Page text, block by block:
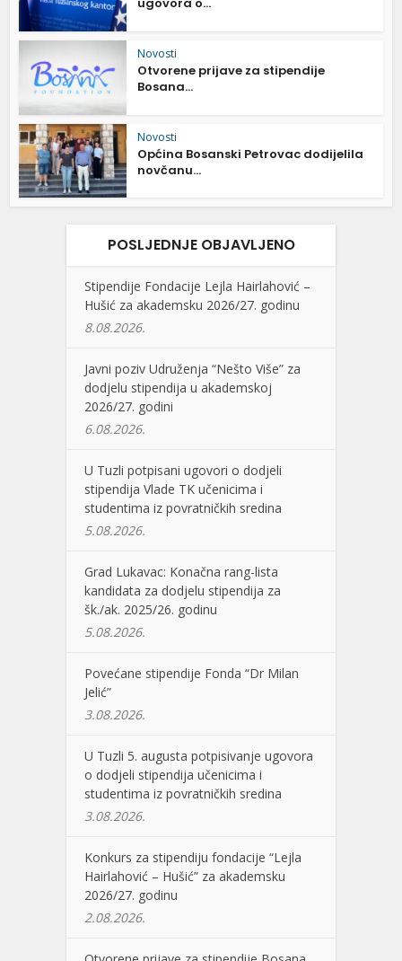
Novosti
Otvorene prijave za stipendije
Bosana...
Novosti
Općina Bosanski Petrovac dodijelila
novčanu...
POSLJEDNJE OBJAVLJENO
Stipendije Fondacije Lejla Hairlahović –
Hušić za akademsku 2026/27. godinu
8.08.2026.
Javni poziv Udruženja “Nešto Više” za
dodjelu stipendija u akademskoj
2026/27. godini
6.08.2026.
U Tuzli potpisani ugovori o dodjeli
stipendija Vlade TK učenicima i
studentima iz povratničkih sredina
5.08.2026.
Grad Lukavac: Konačna rang-lista
kandidata za dodjelu stipendija za
šk./ak. 2025/26. godinu
5.08.2026.
Povećane stipendije Fonda “Dr Milan
Jelić”
3.08.2026.
U Tuzli 5. augusta potpisivanje ugovora
o dodjeli stipendija učenicima i
studentima iz povratničkih sredina
3.08.2026.
Konkurs za stipendiju fondacije “Lejla
Hairlahović – Hušić” za akademsku
2026/27. godinu
2.08.2026.